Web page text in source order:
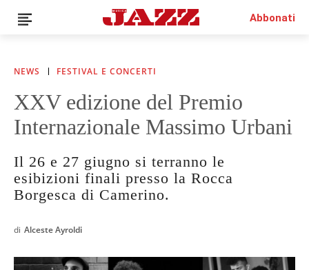
News
Interviste
Rubriche
Top Jazz
Radio
Area riservata
Italiano
Abbonati
NEWS FESTIVAL E CONCERTI
XXV edizione del Premio
Internazionale Massimo Urbani
Il 26 e 27 giugno si terranno le
esibizioni finali presso la Rocca
Borgesca di Camerino.
di Alceste Ayroldi